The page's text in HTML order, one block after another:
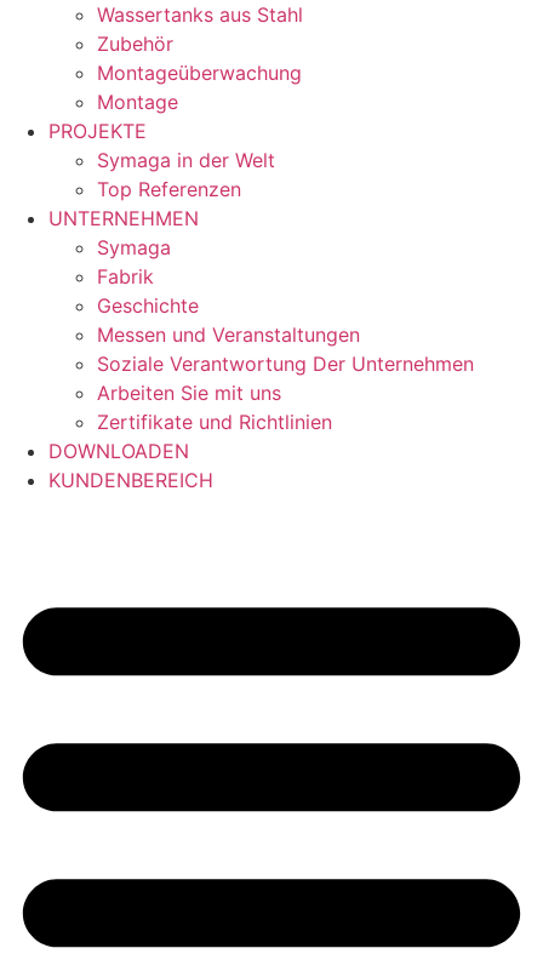
Wassertanks aus Stahl
Zubehör
Montageüberwachung
Montage
PROJEKTE
Symaga in der Welt
Top Referenzen
UNTERNEHMEN
Symaga
Fabrik
Geschichte
Messen und Veranstaltungen
Soziale Verantwortung Der Unternehmen
Arbeiten Sie mit uns
Zertifikate und Richtlinien
DOWNLOADEN
KUNDENBEREICH